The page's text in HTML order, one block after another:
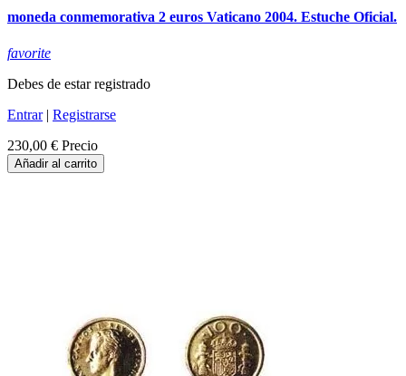
moneda conmemorativa 2 euros Vaticano 2004. Estuche Oficial.
favorite
Debes de estar registrado
Entrar| Registrarse
230,00 € Precio
Añadir al carrito